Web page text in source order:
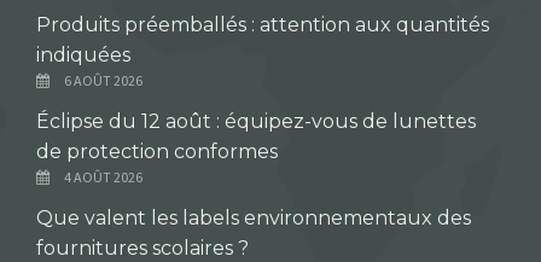
Produits préemballés : attention aux quantités
indiquées
6 AOÛT 2026
Éclipse du 12 août : équipez-vous de lunettes
de protection conformes
4 AOÛT 2026
Que valent les labels environnementaux des
fournitures scolaires ?